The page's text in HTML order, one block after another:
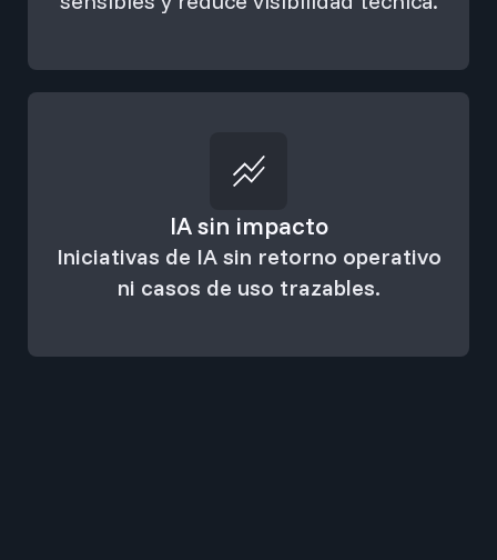
IA sin impacto
Iniciativas de IA sin retorno operativo
ni casos de uso trazables.